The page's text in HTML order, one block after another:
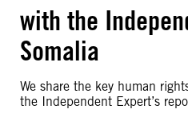
with the
Somalia
We share the key human
the Independent Expert’s